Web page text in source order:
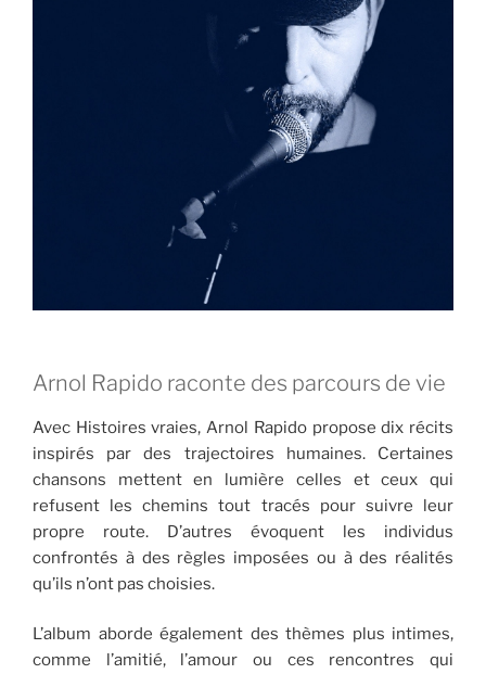
Arnol Rapido raconte des parcours de vie
Avec Histoires vraies, Arnol Rapido propose dix récits
inspirés par des trajectoires humaines. Certaines
chansons mettent en lumière celles et ceux qui
refusent les chemins tout tracés pour suivre leur
propre route. D’autres évoquent les individus
confrontés à des règles imposées ou à des réalités
qu’ils n’ont pas choisies.
L’album aborde également des thèmes plus intimes,
comme l’amitié, l’amour ou ces rencontres qui